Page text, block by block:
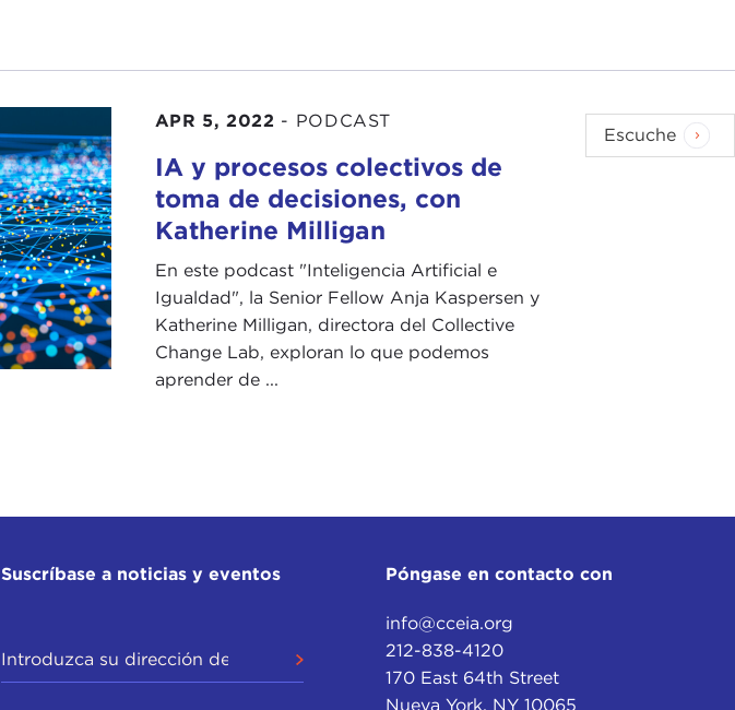
APR 5, 2022 - PODCAST
IA y procesos colectivos de
toma de decisiones, con
Katherine Milligan
En este podcast "Inteligencia Artificial e
Igualdad", la Senior Fellow Anja Kaspersen y
Katherine Milligan, directora del Collective
Change Lab, exploran lo que podemos
aprender de ...
Escuche
Suscríbase a noticias y eventos Póngase en contacto con
info@cceia.org
212-838-4120
170 East 64th Street
Nueva York, NY 10065